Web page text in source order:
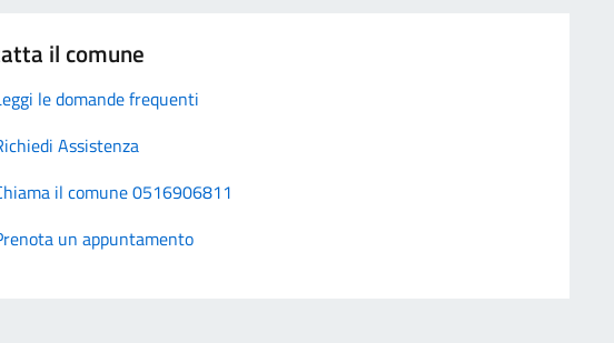
il comune
le domande frequenti
Assistenza
il comune 0516906811
un appuntamento